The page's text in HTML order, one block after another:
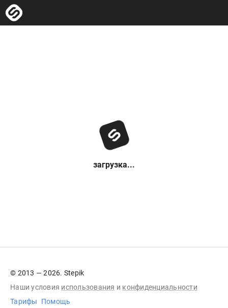
загрузка...
© 2013 — 2026. Stepik
Наши условия использования и конфиденциальности
Тарифы
Помощь